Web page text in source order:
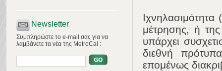
Newsletter
Συμπληρώστε το e-mail σας για να
λαμβάνετε τα νέα της MetroCal :
Ιχνηλασιμότητα
μέτρησης, ή
υπάρχει
διεθνή
επομένως